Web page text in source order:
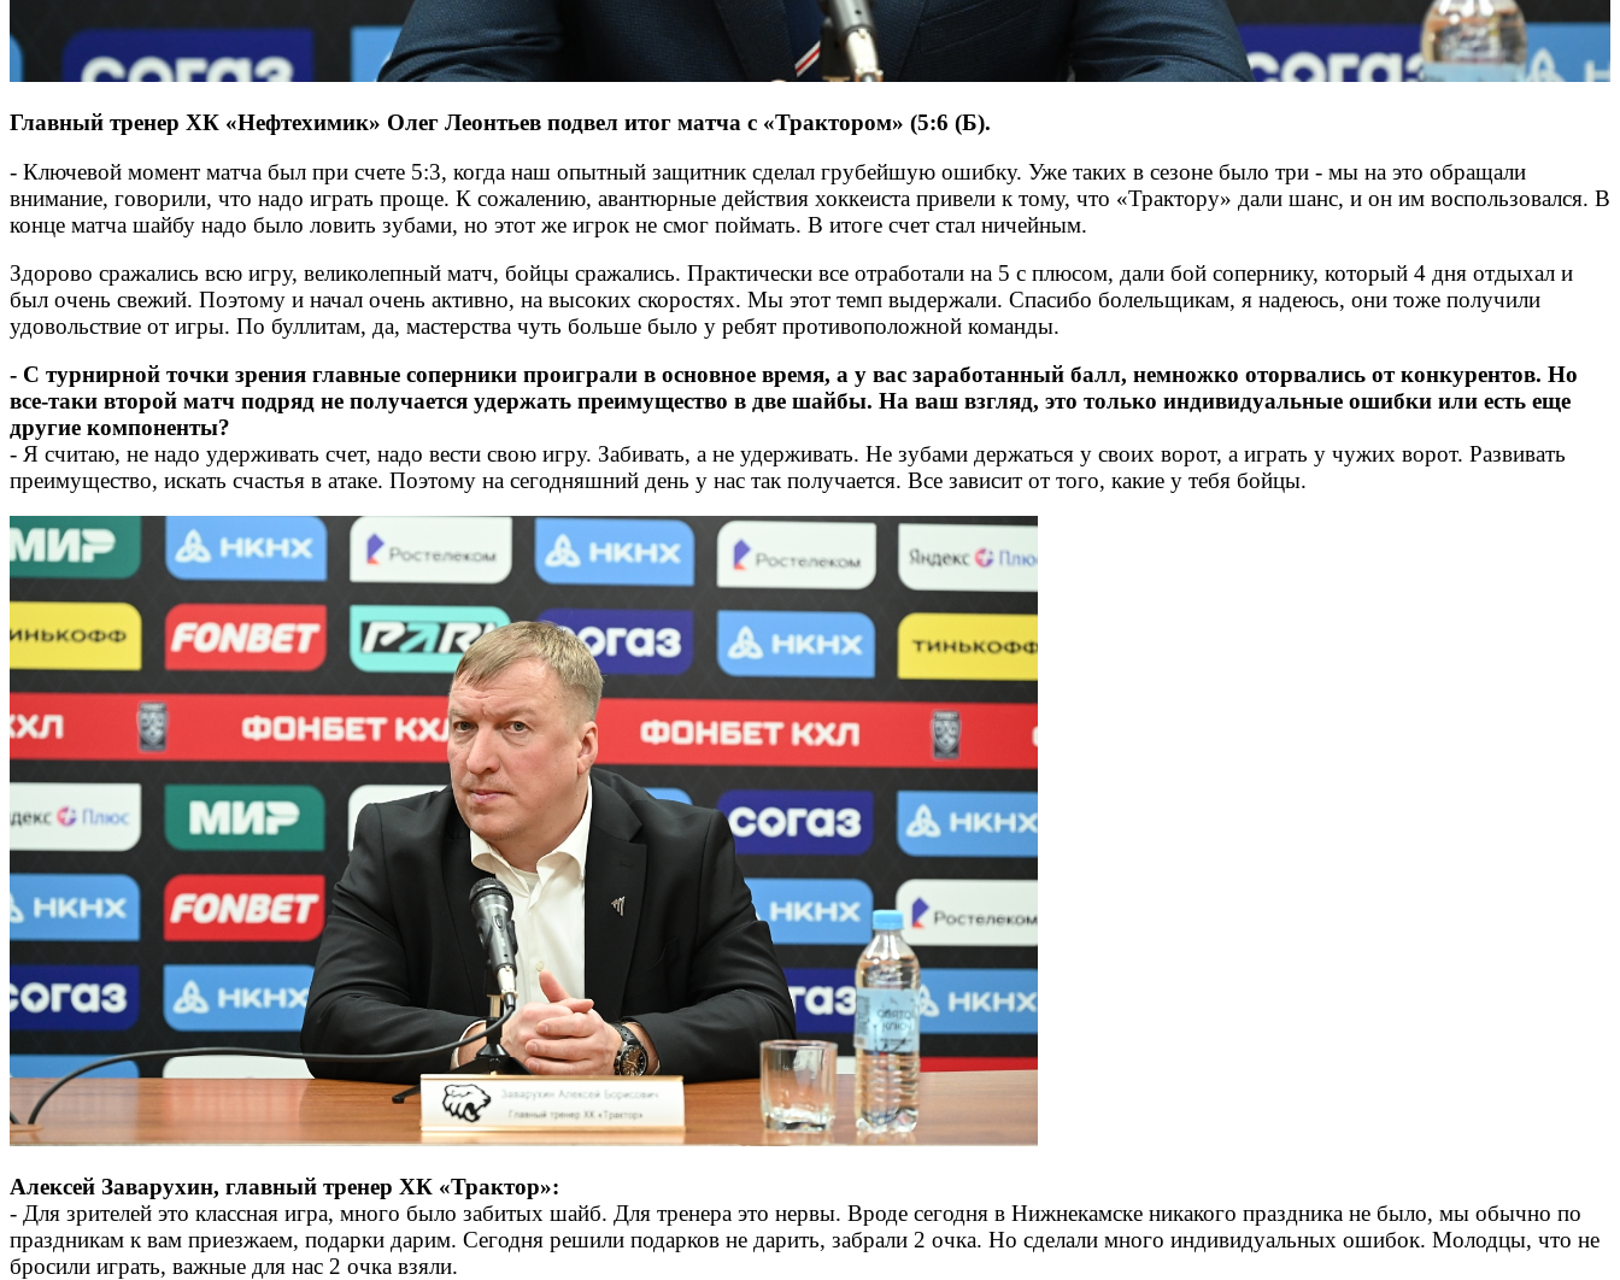
Главный тренер ХК «Нефтехимик» Олег Леонтьев подвел итог матча с «Трактором» (5:6 (Б).
- Ключевой момент матча был при счете 5:3, когда наш опытный защитник сделал грубейшую ошибку. Уже таких в сезоне было три - мы на это обращали
внимание, говорили, что надо играть проще. К сожалению, авантюрные действия хоккеиста привели к тому, что «Трактору» дали шанс, и он им воспользовался. В
конце матча шайбу надо было ловить зубами, но этот же игрок не смог поймать. В итоге счет стал ничейным.
Здорово сражались всю игру, великолепный матч, бойцы сражались. Практически все отработали на 5 с плюсом, дали бой сопернику, который 4 дня отдыхал и
был очень свежий. Поэтому и начал очень активно, на высоких скоростях. Мы этот темп выдержали. Спасибо болельщикам, я надеюсь, они тоже получили
удовольствие от игры. По буллитам, да, мастерства чуть больше было у ребят противоположной команды.
- С турнирной точки зрения главные соперники проиграли в основное время, а у вас заработанный балл, немножко оторвались от конкурентов. Но
все-таки второй матч подряд не получается удержать преимущество в две шайбы. На ваш взгляд, это только индивидуальные ошибки или есть еще
другие компоненты?
- Я считаю, не надо удерживать счет, надо вести свою игру. Забивать, а не удерживать. Не зубами держаться у своих ворот, а играть у чужих ворот. Развивать
преимущество, искать счастья в атаке. Поэтому на сегодняшний день у нас так получается. Все зависит от того, какие у тебя бойцы.
Алексей Заварухин, главный тренер ХК «Трактор»:
- Для зрителей это классная игра, много было забитых шайб. Для тренера это нервы. Вроде сегодня в Нижнекамске никакого праздника не было, мы обычно по
праздникам к вам приезжаем, подарки дарим. Сегодня решили подарков не дарить, забрали 2 очка. Но сделали много индивидуальных ошибок. Молодцы, что не
бросили играть, важные для нас 2 очка взяли.